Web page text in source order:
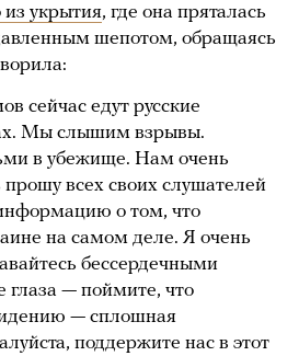
из укрытия, где она пряталась
шепотом, обращаясь
сейчас едут русские
Мы слышим взрывы.
в убежище. Нам очень
всех своих слушателей
о том, что
на самом деле. Я очень
бессердечными
глаза — поймите, что
— сплошная
поддержите нас в этот